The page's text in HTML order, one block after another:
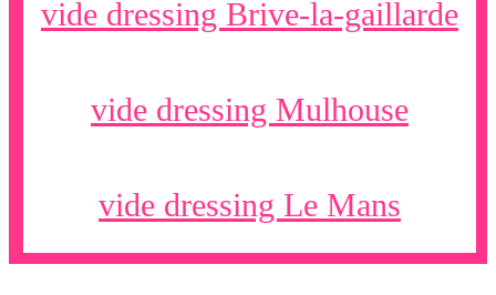
vide dressing Brive-la-gaillarde
vide dressing Mulhouse
vide dressing Le Mans